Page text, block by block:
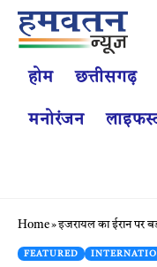
होम छत्तीसगढ़
मनोरंजन
Home»इजरायल का ईरान पर बड़ा हवाई
FEATURED